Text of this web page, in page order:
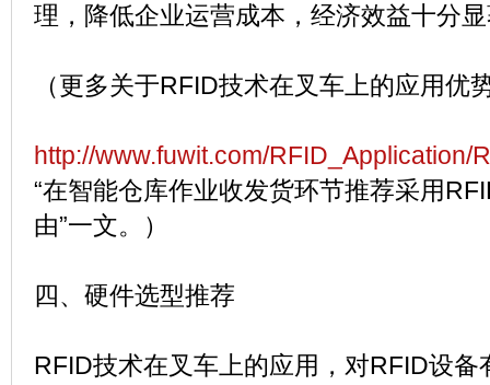
理，降低企业运营成本，经济效益十分
（更多关于RFID技术在叉车上的应用优
http://www.fuwit.com/RFID_Application/
“在智能仓库作业收发货环节推荐采用
由”一文。）
四、硬件选型推荐
RFID技术在叉车上的应用，对RFID设备